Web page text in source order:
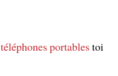
téléphones portablestoi